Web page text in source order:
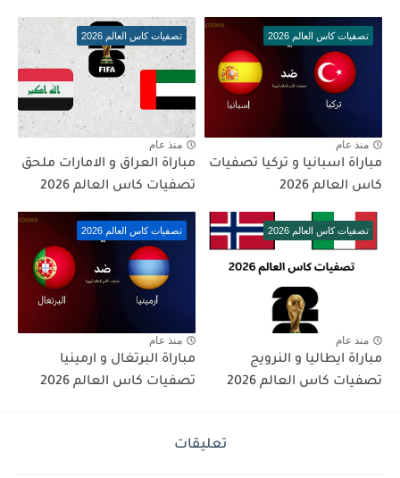
تصفيات كاس العالم 2026
منذ عام
مباراة اسبانيا و تركيا تصفيات
كاس العالم 2026
تصفيات كاس العالم 2026
منذ عام
مباراة العراق و الامارات ملحق
تصفيات كاس العالم 2026
تصفيات كاس العالم 2026
منذ عام
مباراة ايطاليا و النرويج
تصفيات كاس العالم 2026
تصفيات كاس العالم 2026
منذ عام
مباراة البرتغال و ارمينيا
تصفيات كاس العالم 2026
تعليقات